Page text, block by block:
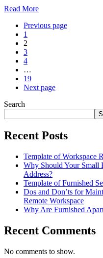
Read More
Previous page
1
2
3
4
…
19
Next page
Search
Recent Posts
Template of Workspace
Why Should Your Small
Address?
Template of Furnished
Dos and Don’ts for
Remote Workspace
Why Are Furnished
Recent Comments
No comments to show.